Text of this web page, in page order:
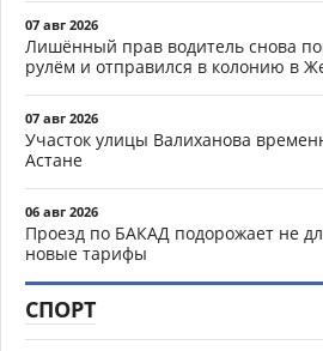
07 авг 2026
Лишённый прав водитель снова
рулём и отправился в колонию в
07 авг 2026
Участок улицы Валиханова
Астане
06 авг 2026
Проезд по БАКАД подорожает не
новые тарифы
СПОРТ